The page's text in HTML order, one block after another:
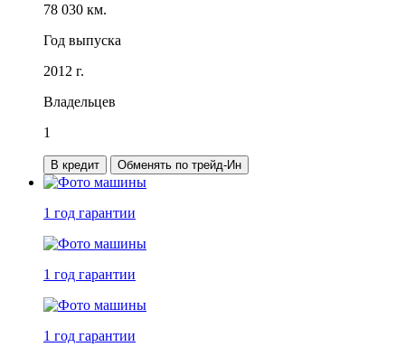
78 030 км.
Год выпуска
2012 г.
Владельцев
1
В кредит Обменять по трейд-Ин
1 год гарантии
1 год гарантии
1 год гарантии